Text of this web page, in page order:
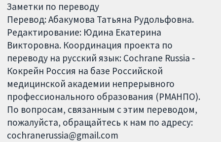
Заметки по переводу
Перевод: Абакумова Татьяна Рудольфовна.
Редактирование: Юдина Екатерина
Викторовна. Координация проекта по
переводу на русский язык: Cochrane Russia ‐
Кокрейн Россия на базе Российской
медицинской академии непрерывного
профессионального образования (РМАНПО).
По вопросам, связанным с этим переводом,
пожалуйста, обращайтесь к нам по адресу:
cochranerussia@gmail.com